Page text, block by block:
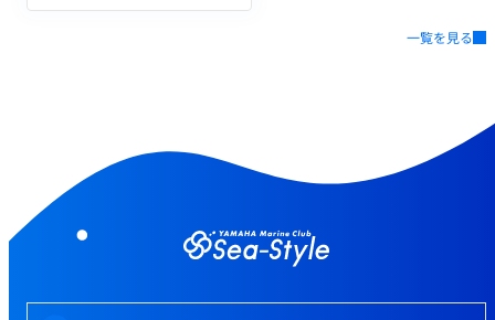
一覧を見る